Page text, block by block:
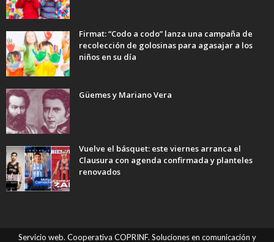
Firmat: “Codo a codo” lanza una campaña de
recolección de golosinas para agasajar a los
niños en su día
Güemes y Mariano Vera
Vuelve el básquet: este viernes arranca el
Clausura con agenda confirmada y planteles
renovados
Servicio web. Cooperativa COPRINF. Soluciones en comunicación y